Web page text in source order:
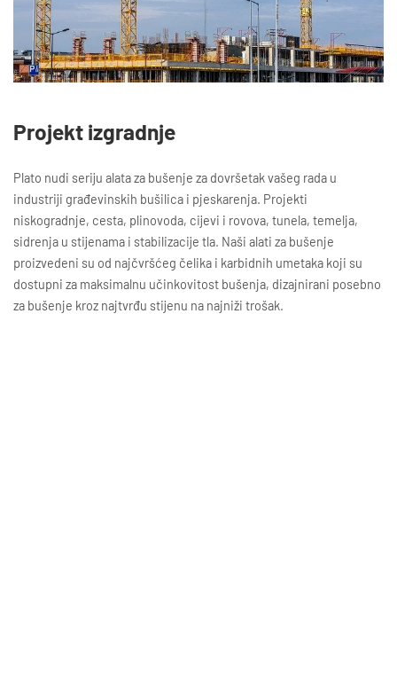
Projekt izgradnje
Plato nudi seriju alata za bušenje za dovršetak vašeg rada u
industriji građevinskih bušilica i pjeskarenja. Projekti
niskogradnje, cesta, plinovoda, cijevi i rovova, tunela, temelja,
sidrenja u stijenama i stabilizacije tla. Naši alati za bušenje
proizvedeni su od najčvršćeg čelika i karbidnih umetaka koji su
dostupni za maksimalnu učinkovitost bušenja, dizajnirani posebno
za bušenje kroz najtvrđu stijenu na najniži trošak.